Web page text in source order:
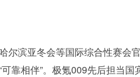
尔滨亚冬会等国际综合性赛会
靠相伴”。极氪009先后担当